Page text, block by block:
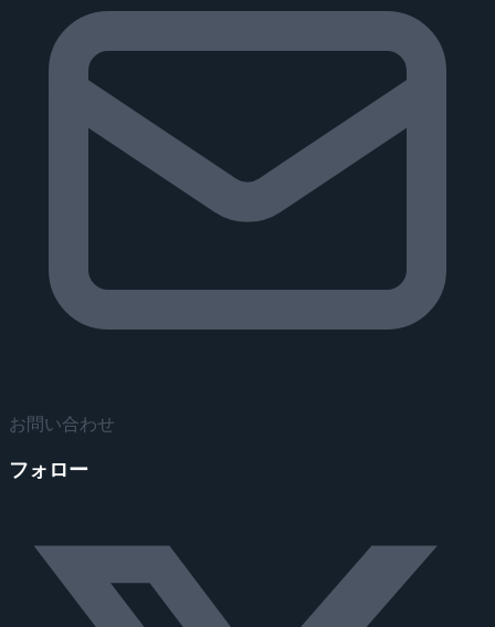
お問い合わせ
フォロー